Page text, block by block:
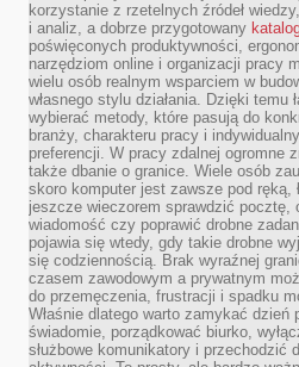
korzystanie z rzetelnych źródeł
i analiz, a dobrze przygotowany
poświęconych produktywności,
narzędziom online i organizacji pracy
wielu osób realnym wsparciem w
własnego stylu działania. Dzięki temu
wybierać metody, które pasują do
branży, charakteru pracy i
preferencji. W pracy zdalnej ogromne
także dbanie o granice. Wiele osób
skoro komputer jest zawsze pod ręką,
jeszcze wieczorem sprawdzić pocztę,
wiadomość czy poprawić drobne
pojawia się wtedy, gdy takie drobne
się codziennością. Brak wyraźnej
czasem zawodowym a prywatnym
do przemęczenia, frustracji i spadku
Właśnie dlatego warto zamykać dzień
świadomie, porządkować biurko,
służbowe komunikatory i przechodzić